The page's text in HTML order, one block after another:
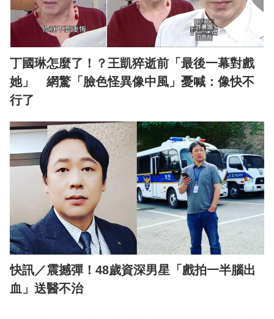
丁國琳怎麼了！？王凱猝逝前「最後一幕對戲
她」 網驚「臉色怪異像中風」憂喊：像快不
行了
快訊／震撼彈！48歲資深男星「戲拍一半腦出
血」送醫不治